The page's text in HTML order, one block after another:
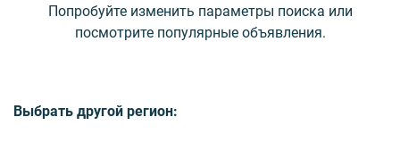
Попробуйте изменить параметры поиска или
посмотрите популярные объявления.
Выбрать другой регион: